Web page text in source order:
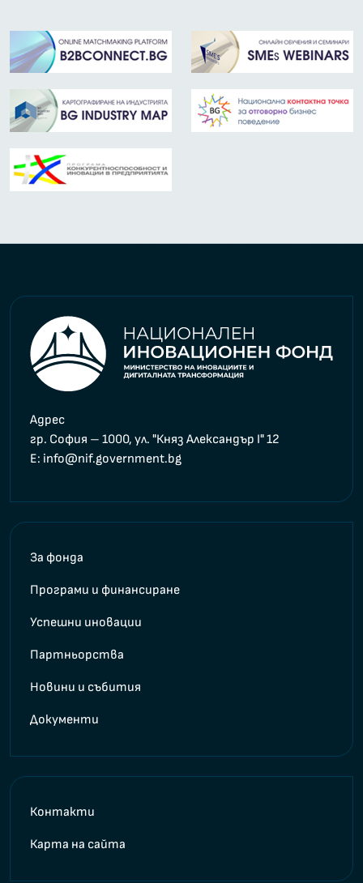
Адрес
гр. София – 1000, ул. "Княз Александър I" 12
E: info@nif.government.bg
За фонда
Програми и финансиране
Успешни иновации
Партньорства
Новини и събития
Документи
Контакти
Карта на сайта